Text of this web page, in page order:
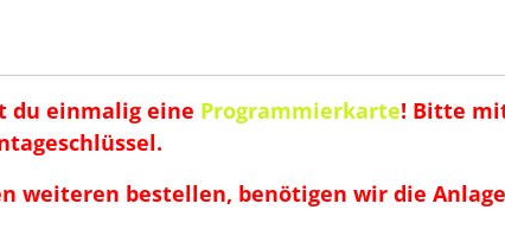
du einmalig eine Programmierkarte! Bitte
weiteren bestellen, benötigen wir die